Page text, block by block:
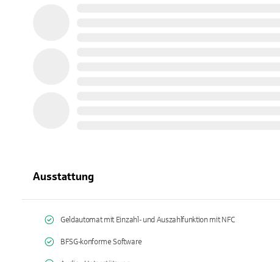
Ausstattung
Geldautomat mit Einzahl- und Auszahlfunktion mit NFC
BFSG-konforme Software